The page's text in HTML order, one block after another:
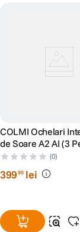
FUNCTII SMART
Camera
integrata
Control vocal
COLMI Ochelari
de Soare A2 AI (3
Lentile
(0)
39990 lei